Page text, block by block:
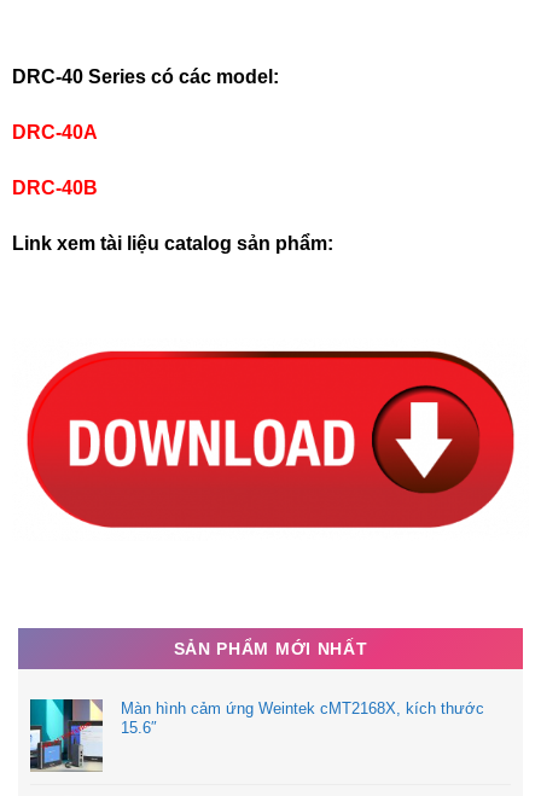
DRC-40 Series có các model:
DRC-40A
DRC-40B
Link xem tài liệu catalog sản phẩm:
SẢN PHẨM MỚI NHẤT
Màn hình cảm ứng Weintek cMT2168X, kích thước
15.6″